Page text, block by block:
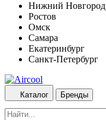
Нижний Новгород
Ростов
Омск
Самара
Екатеринбург
Санкт-Петербург
Каталог Бренды